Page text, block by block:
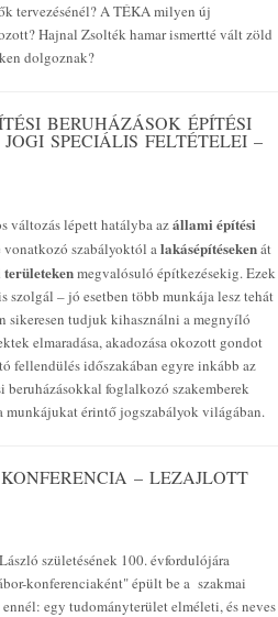
tervezésénél? A TÉKA milyen új
Hajnal Zsolték hamar ismertté vált zöld
dolgoznak?
BERUHÁZÁSOK ÉPÍTÉSI
SPECIÁLIS FELTÉTELEI –
változás lépett hatályba azállami építési
vonatkozó szabályoktól alakásépítésekenát
területekenmegvalósuló építkezésekig. Ezek
szolgál – jó esetben több munkája lesz tehát
sikeresen tudjuk kihasználni a megnyíló
elmaradása, akadozása okozott gondot
fellendülés időszakában egyre inkább az
beruházásokkal foglalkozó szakemberek
munkájukat érintő jogszabályok világában.
– LEZAJLOTT
születésének 100. évfordulójára
konferenciaként" épült be a szakmai
egy tudományterület elméleti, és neves